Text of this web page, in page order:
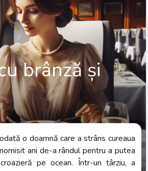
brânză și
o doamnă care a strâns cureaua
ani de-a rândul pentru a putea
pe ocean. Într-un târziu, a